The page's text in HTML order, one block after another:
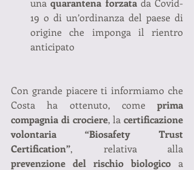
una quarantena forzata da Covid-
19 o di un’ordinanza del paese di
origine che imponga il rientro
anticipato
Con grande piacere ti informiamo che
Costa ha ottenuto, come prima
compagnia di crociere, la certificazione
volontaria “Biosafety Trust
Certification”
prevenzione del rischio biologico a